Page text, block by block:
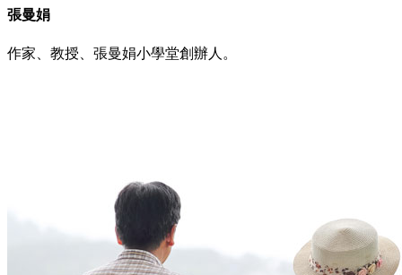
張曼娟
作家、教授、張曼娟小學堂創辦人。